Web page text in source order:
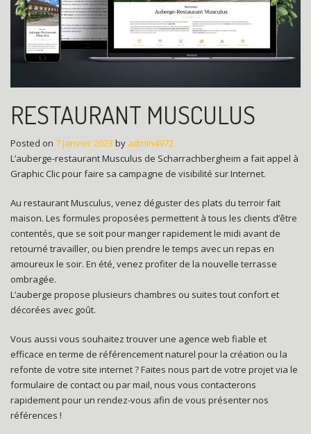
RESTAURANT MUSCULUS
Posted on 7 janvier 2023 by admin4972
L’auberge-restaurant Musculus de Scharrachbergheim a fait appel à
Graphic Clic pour faire sa campagne de visibilité sur Internet.
Au restaurant Musculus, venez déguster des plats du terroir fait
maison. Les formules proposées permettent à tous les clients d’être
contentés, que se soit pour manger rapidement le midi avant de
retourné travailler, ou bien prendre le temps avec un repas en
amoureux le soir. En été, venez profiter de la nouvelle terrasse
ombragée.
L’auberge propose plusieurs chambres ou suites tout confort et
décorées avec goût.
Vous aussi vous souhaitez trouver une agence web fiable et
efficace en terme de référencement naturel pour la création ou la
refonte de votre site internet ? Faites nous part de votre projet via le
formulaire de contact ou par mail, nous vous contacterons
rapidement pour un rendez-vous afin de vous présenter nos
références !